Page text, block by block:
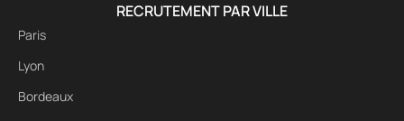
RECRUTEMENT PAR VILLE
Paris
Lyon
Bordeaux